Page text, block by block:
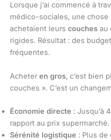
Lorsque j’ai commencé à
médico-sociales, une chose
achetaient leurs couches au
rigides. Résultat : des
fréquentes.
Acheter en gros, c’est bien
couches ». C’est un
Économie directe : Jusqu’à
rapport au prix supermarché.
Sérénité logistique : Plus de